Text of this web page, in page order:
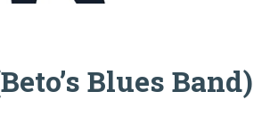
Blues Band)